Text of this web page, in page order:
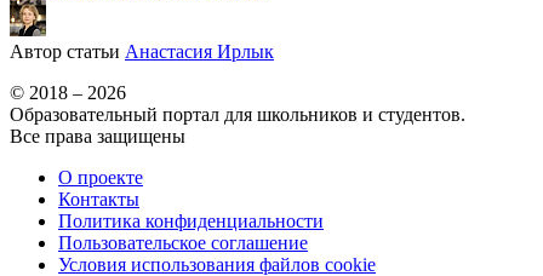
Автор статьи Анастасия Ирлык
© 2018 – 2026
Образовательный портал для школьников и студентов.
Все права защищены
О проекте
Контакты
Политика конфиденциальности
Пользовательское соглашение
Условия использования файлов cookie